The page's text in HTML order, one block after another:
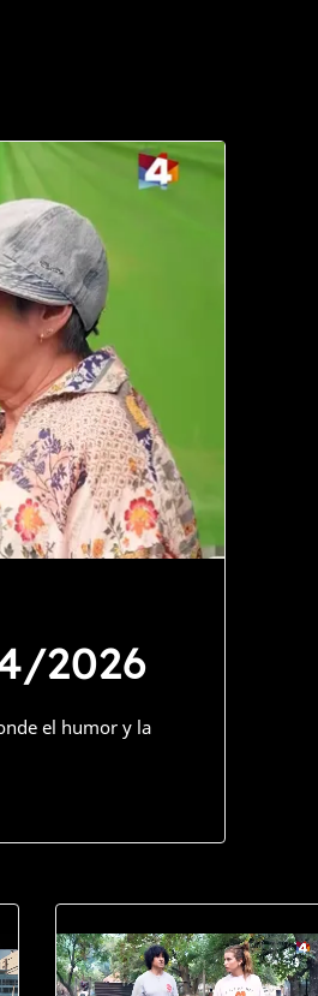
2026
el humor y la